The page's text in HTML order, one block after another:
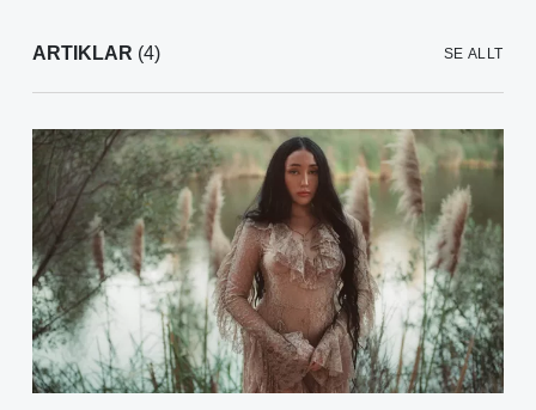
ARTIKLAR (4) SE ALLT